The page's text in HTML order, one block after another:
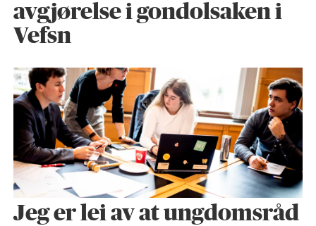
avgjørelse i gondolsaken i
Vefsn
Jeg er lei av at ungdomsråd